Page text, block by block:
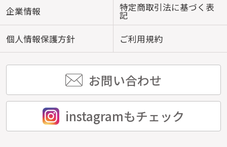
企業情報 特定商取引法に基づく表
記
個人情報保護方針
ご利用規約
お問い合わせ
instagramもチェック